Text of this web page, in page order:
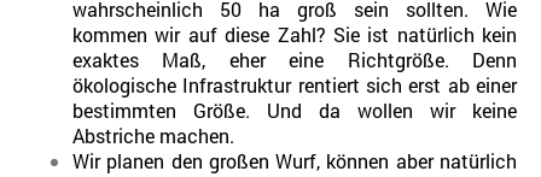
wahrscheinlich 50 ha groß sein sollten. Wie
kommen wir auf diese Zahl? Sie ist natürlich kein
exaktes Maß, eher eine Richtgröße. Denn
ökologische Infrastruktur rentiert sich erst ab einer
bestimmten Größe. Und da wollen wir keine
Abstriche machen.
Wir planen den großen Wurf, können aber natürlich